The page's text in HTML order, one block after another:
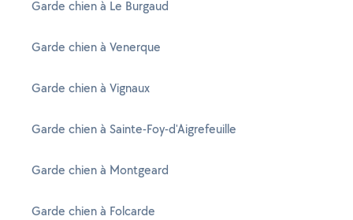
Garde chien à Le Burgaud
Garde chien à Venerque
Garde chien à Vignaux
Garde chien à Sainte-Foy-d'Aigrefeuille
Garde chien à Montgeard
Garde chien à Folcarde